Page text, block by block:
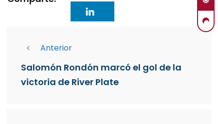
Anterior
Salomón Rondón marcó el gol de la
victoria de River Plate